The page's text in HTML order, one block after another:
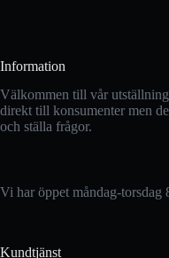
Information
Välkommen till vår
direkt till konsumenter men
och ställa frågor.
Vi har öppet måndag-torsdag
Kundtjänst